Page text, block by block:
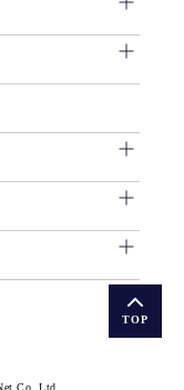
Co.,Ltd.
TOP